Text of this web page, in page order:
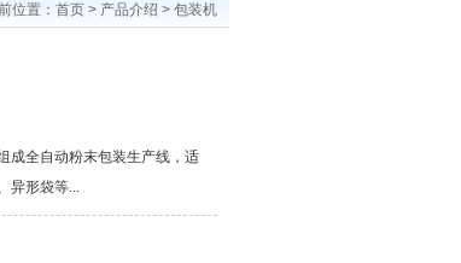
位置： 首页 > 产品介绍 > 包装机
成全自动粉末包装生产线，适
异形袋等...